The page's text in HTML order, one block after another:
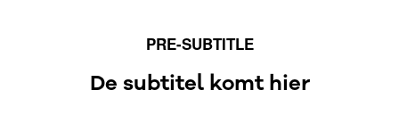
PRE-SUBTITLE
De subtitel komt hier